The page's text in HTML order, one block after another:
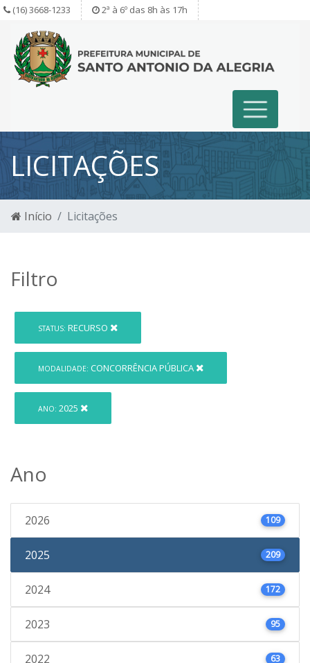
(16) 3668-1233 2ª à 6º das 8h às 17h
LICITAÇÕES
Início Licitações
Filtro
STATUS: RECURSO
MODALIDADE: CONCORRÊNCIA PÚBLICA
ANO: 2025
Ano
2026 109
2025 209
2024 172
2023 95
2022 63